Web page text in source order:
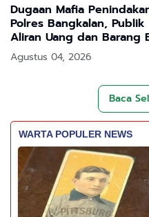
Dugaan Mafia
Polres Bangkalan,
Aliran Uang dan Barang
Agustus 04, 2026
Baca